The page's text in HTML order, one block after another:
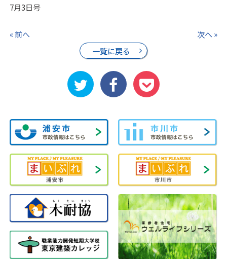
7月3日号
« 前へ
一覧に戻る
次へ »